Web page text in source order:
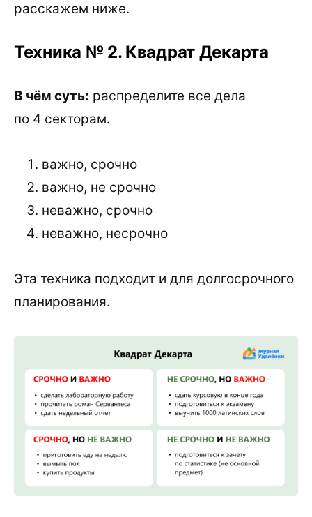
расскажем ниже.
Техника № 2. Квадрат Декарта
В чём суть: распределите все дела
по 4 секторам.
важно, срочно
важно, не срочно
неважно, срочно
неважно, несрочно
Эта техника подходит и для долгосрочного
планирования.